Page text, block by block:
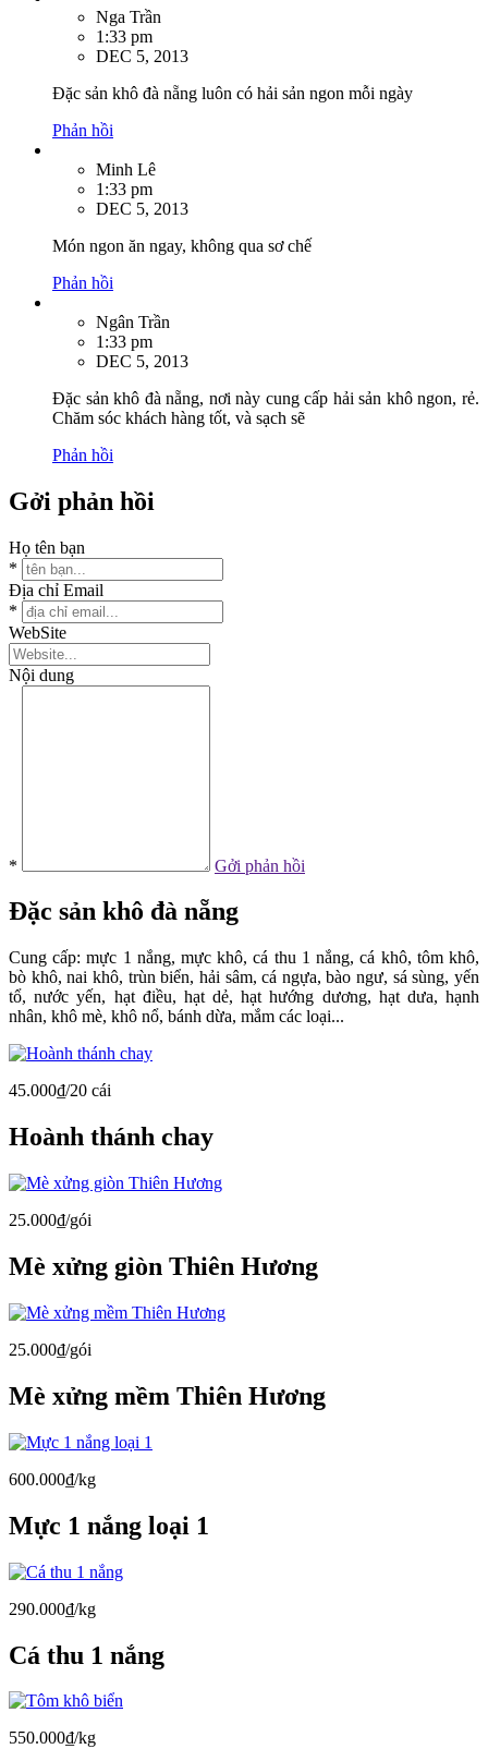
Nga Trần
1:33 pm
DEC 5, 2013
Đặc sản khô đà nẵng luôn có hải sản ngon mỗi ngày
Phản hồi
Minh Lê
1:33 pm
DEC 5, 2013
Món ngon ăn ngay, không qua sơ chế
Phản hồi
Ngân Trần
1:33 pm
DEC 5, 2013
Đặc sản khô đà nẵng, nơi này cung cấp hải sản khô ngon, rẻ.
Chăm sóc khách hàng tốt, và sạch sẽ
Phản hồi
Gởi phản hồi
Họ tên bạn
*
Địa chỉ Email
*
WebSite
Nội dung
* Gởi phản hồi
Đặc sản khô đà nẵng
Cung cấp: mực 1 nắng, mực khô, cá thu 1 nắng, cá khô, tôm khô,
bò khô, nai khô, trùn biển, hải sâm, cá ngựa, bào ngư, sá sùng, yến
tổ, nước yến, hạt điều, hạt dẻ, hạt hướng dương, hạt dưa, hạnh
nhân, khô mè, khô nổ, bánh dừa, mắm các loại...
45.000₫/20 cái
Hoành thánh chay
25.000₫/gói
Mè xửng giòn Thiên Hương
25.000₫/gói
Mè xửng mềm Thiên Hương
600.000₫/kg
Mực 1 nắng loại 1
290.000₫/kg
Cá thu 1 nắng
550.000₫/kg